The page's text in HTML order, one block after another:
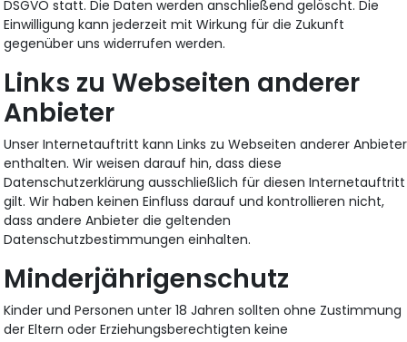
DSGVO statt. Die Daten werden anschließend gelöscht. Die
Einwilligung kann jederzeit mit Wirkung für die Zukunft
gegenüber uns widerrufen werden.
Links zu Webseiten anderer
Anbieter
Unser Internetauftritt kann Links zu Webseiten anderer Anbieter
enthalten. Wir weisen darauf hin, dass diese
Datenschutzerklärung ausschließlich für diesen Internetauftritt
gilt. Wir haben keinen Einfluss darauf und kontrollieren nicht,
dass andere Anbieter die geltenden
Datenschutzbestimmungen einhalten.
Minderjährigenschutz
Kinder und Personen unter 18 Jahren sollten ohne Zustimmung
der Eltern oder Erziehungsberechtigten keine